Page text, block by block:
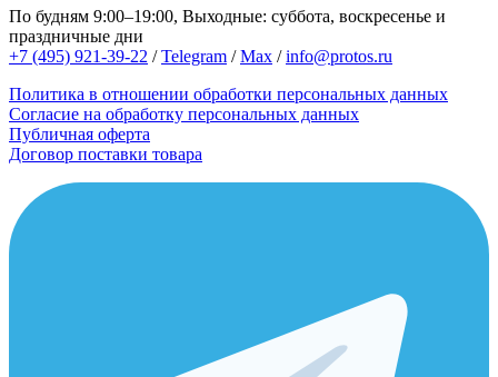
По будням 9:00–19:00, Выходные: суббота, воскресенье и
праздничные дни
+7 (495) 921-39-22 /Telegram /Max /info@protos.ru
Политика в отношении обработки персональных данных
Согласие на обработку персональных данных
Публичная оферта
Договор поставки товара